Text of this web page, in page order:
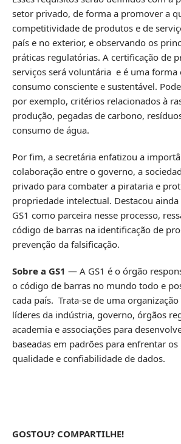
setor privado, de forma a promover a
competitividade de produtos e de
país e no exterior, e observando os
práticas regulatórias. A certificação de
serviços será voluntária e é uma
consumo consciente e sustentável.
por exemplo, critérios relacionados à
produção, pegadas de carbono,
consumo de água.
Por fim, a secretária enfatizou a
colaboração entre o governo, a
privado para combater a pirataria e
propriedade intelectual. Destacou
GS1 como parceira nesse processo,
código de barras na identificação de
prevenção da falsificação.
Sobre a GS1 — A GS1 é o órgão
o código de barras no mundo todo e
cada país. Trata-se de uma
líderes da indústria, governo, órgãos
academia e associações para
baseadas em padrões para enfrentar os
qualidade e confiabilidade de dados.
GOSTOU? COMPARTILHE!